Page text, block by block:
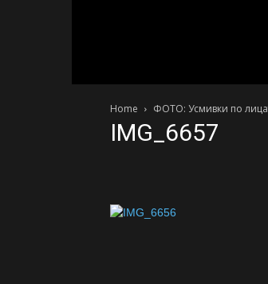
Home ФОТО: Усмивки по
IMG_6657